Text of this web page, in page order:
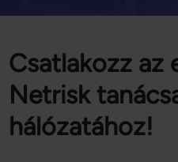
Csatlakozz az
Netrisk
hálózatához!